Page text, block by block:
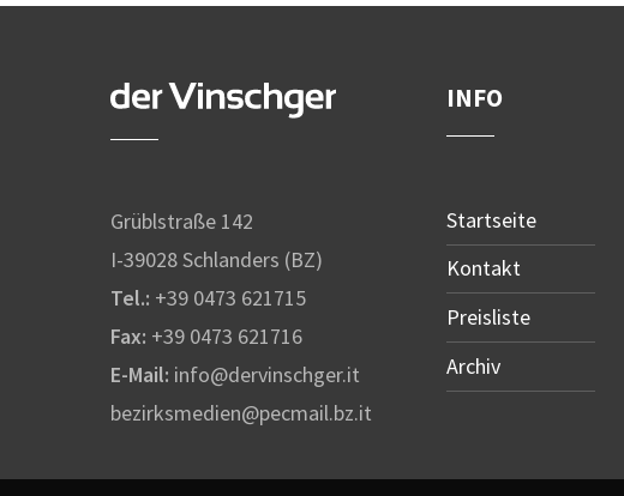
Grüblstraße 142
I-39028 Schlanders (BZ)
Tel.: +39 0473 621715
Fax: +39 0473 621716
E-Mail: info@dervinschger.it
bezirksmedien@pecmail.bz.it
INFO
Startseite
Kontakt
Preisliste
Archiv